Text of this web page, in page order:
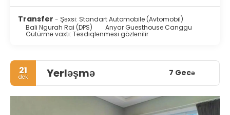
Transfer - Şəxsi: Standart Automobile (Avtomobil)
Bali Ngurah Rai (DPS)
Anyar Guesthouse Canggu
Gütürmə vaxtı: Təsdiqlənməsi gözlənilir
21
dek Yerləşmə 7 Gecə